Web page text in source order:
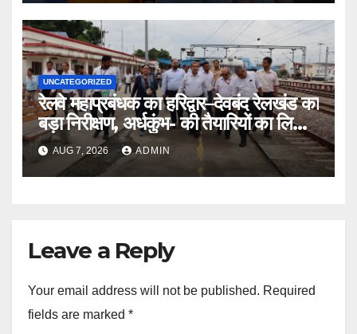
UNCATEGORIZED
रेलवे महाप्रबंधक का हरिद्वार–देवबंद रेलखंड का
बड़ा निरीक्षण, अर्धकुंभ- की तैयारियों का लिया
जायजा
AUG 7, 2026 ADMIN
Leave a Reply
Your email address will not be published. Required
fields are marked *